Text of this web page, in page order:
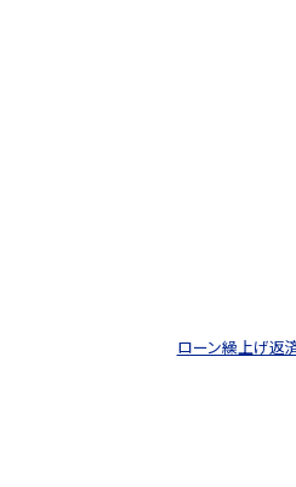
ローン繰上げ返